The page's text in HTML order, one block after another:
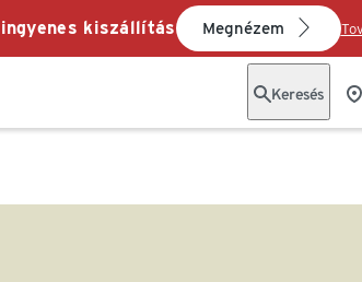
kiszállítás Megnézem
Keresés